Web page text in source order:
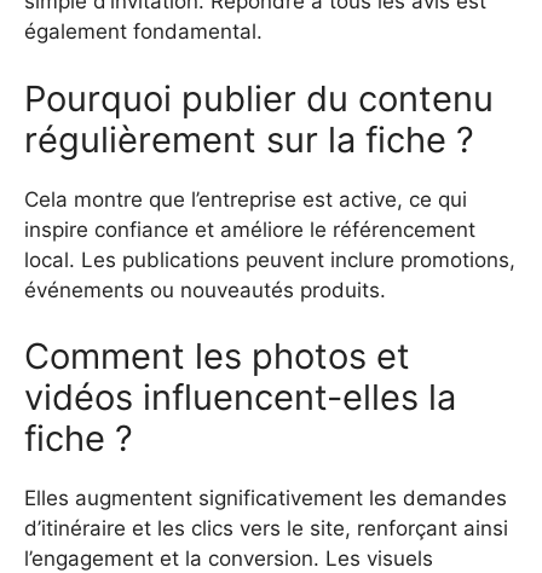
également fondamental.
Pourquoi publier du contenu
régulièrement sur la fiche ?
Cela montre que l’entreprise est active, ce qui
inspire confiance et améliore le référencement
local. Les publications peuvent inclure promotions,
événements ou nouveautés produits.
Comment les photos et
vidéos influencent-elles la
fiche ?
Elles augmentent significativement les demandes
d’itinéraire et les clics vers le site, renforçant ainsi
l’engagement et la conversion. Les visuels